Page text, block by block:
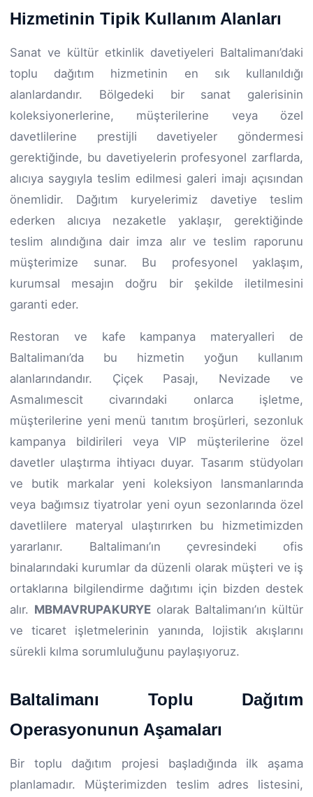
Hizmetinin Tipik Kullanım Alanları
Sanat ve kültür etkinlik davetiyeleri Baltalimanı’daki
toplu dağıtım hizmetinin en sık kullanıldığı
alanlardandır. Bölgedeki bir sanat galerisinin
koleksiyonerlerine, müşterilerine veya özel
davetlilerine prestijli davetiyeler göndermesi
gerektiğinde, bu davetiyelerin profesyonel zarflarda,
alıcıya saygıyla teslim edilmesi galeri imajı açısından
önemlidir. Dağıtım kuryelerimiz davetiye teslim
ederken alıcıya nezaketle yaklaşır, gerektiğinde
teslim alındığına dair imza alır ve teslim raporunu
müşterimize sunar. Bu profesyonel yaklaşım,
kurumsal mesajın doğru bir şekilde iletilmesini
garanti eder.
Restoran ve kafe kampanya materyalleri de
Baltalimanı’da bu hizmetin yoğun kullanım
alanlarındandır. Çiçek Pasajı, Nevizade ve
Asmalımescit civarındaki onlarca işletme,
müşterilerine yeni menü tanıtım broşürleri, sezonluk
kampanya bildirileri veya VIP müşterilerine özel
davetler ulaştırma ihtiyacı duyar. Tasarım stüdyoları
ve butik markalar yeni koleksiyon lansmanlarında
veya bağımsız tiyatrolar yeni oyun sezonlarında özel
davetlilere materyal ulaştırırken bu hizmetimizden
yararlanır. Baltalimanı’ın çevresindeki ofis
binalarındaki kurumlar da düzenli olarak müşteri ve iş
ortaklarına bilgilendirme dağıtımı için bizden destek
alır. MBMAVRUPAKURYE olarak Baltalimanı’ın kültür
ve ticaret işletmelerinin yanında, lojistik akışlarını
sürekli kılma sorumluluğunu paylaşıyoruz.
Baltalimanı Toplu Dağıtım
Operasyonunun Aşamaları
Bir toplu dağıtım projesi başladığında ilk aşama
planlamadır. Müşterimizden teslim adres listesini,